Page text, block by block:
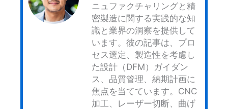
ニュファクチャリングと精
密製造に関する実践的な知
識と業界の洞察を提供して
います。彼の記事は、プロ
セス選定、製造性を考慮し
た設計（DFM）ガイダン
ス、品質管理、納期計画に
焦点を当てています。CNC
加工、レーザー切断、曲げ